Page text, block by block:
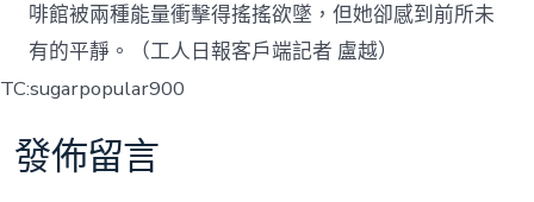
啡館被兩種能量衝擊得搖搖欲墜，但她卻感到前所未
有的平靜。（工人日報客戶端記者 盧越）
TC:sugarpopular900
發佈留言